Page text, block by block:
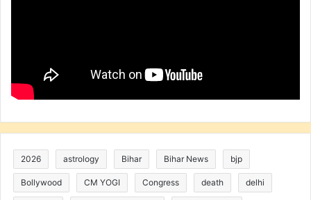
2026 astrology Bihar Bihar News bjp
Bollywood CM YOGI Congress death delhi